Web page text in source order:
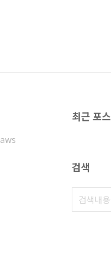
aws
최근 포
검색